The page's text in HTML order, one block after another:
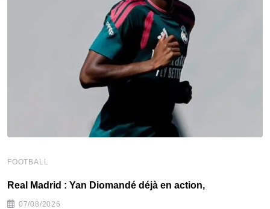
FOOTBALL
Real Madrid : Yan Diomandé déjà en action,
07/08/2026